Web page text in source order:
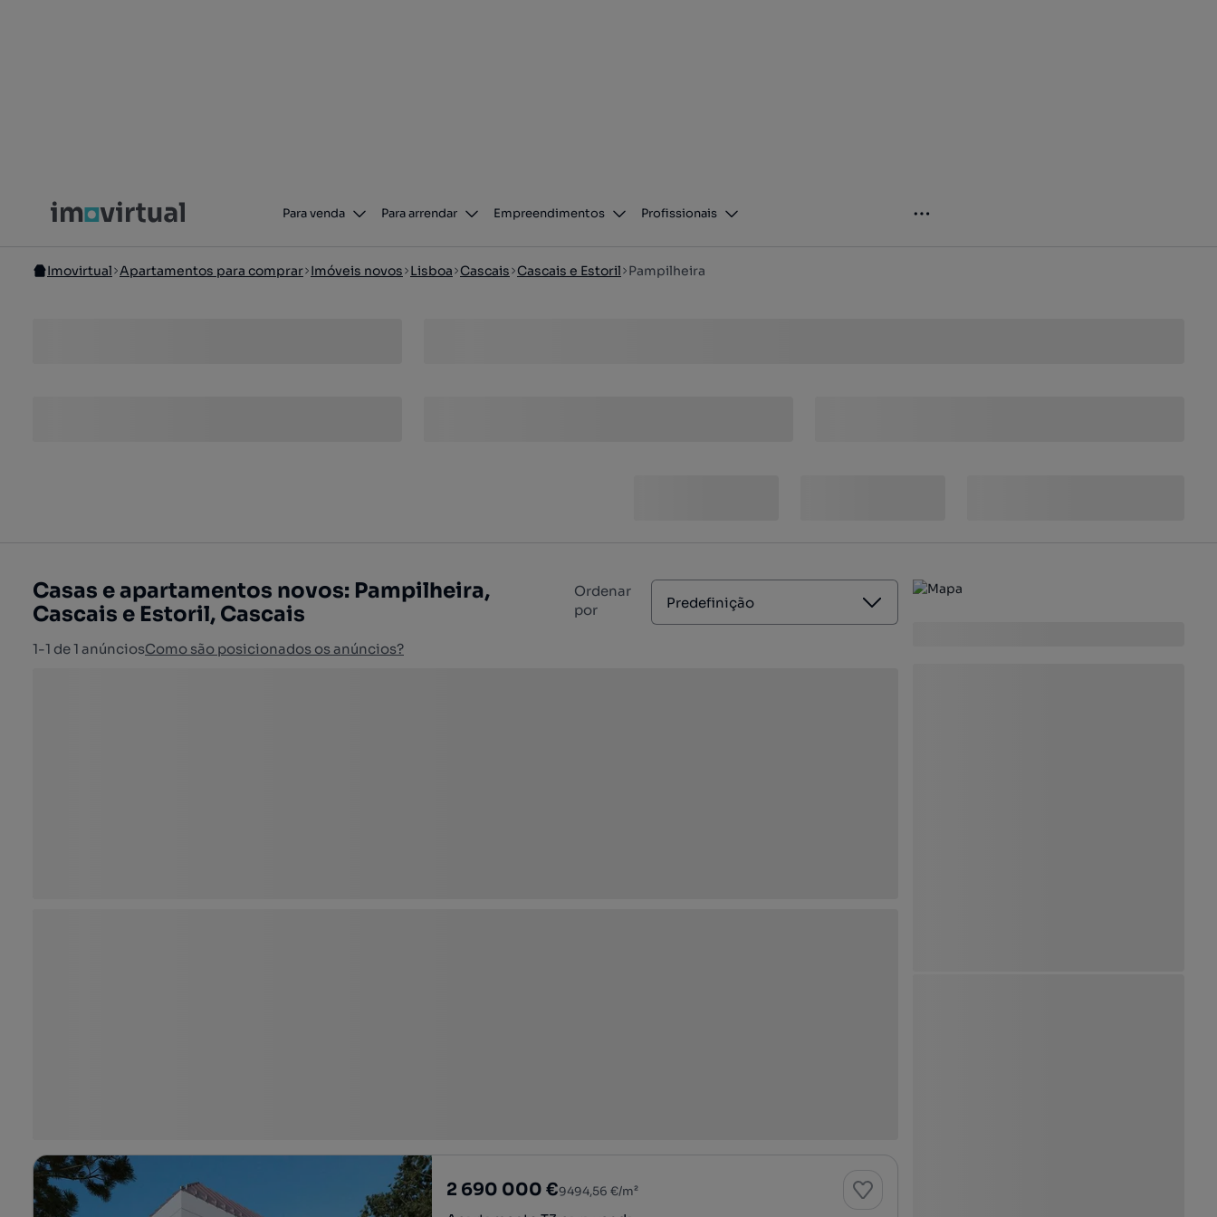
Para venda Para arrendar Empreendimentos Profissionais
Imovirtual Apartamentos para comprar Imóveis novos Lisboa Cascais Cascais e Estoril Pampilheira
Casas e apartamentos novos: Pampilheira,
Cascais e Estoril, Cascais
1-1 de 1 anúnciosComo são posicionados os anúncios?
Ordenar
por
Predefinição
2 690 000 €9494,56 €/m²